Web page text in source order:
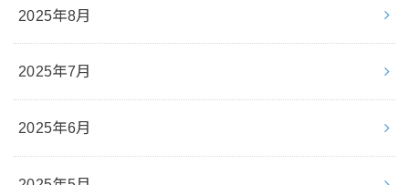
2025年8月
2025年7月
2025年6月